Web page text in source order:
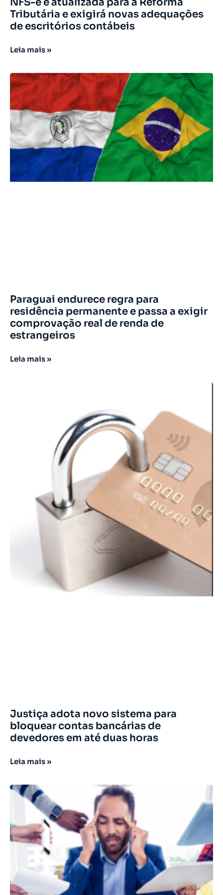
Tributária e exigirá novas adequações
de escritórios contábeis
Leia mais »
Paraguai endurece regra para
residência permanente e passa a exigir
comprovação real de renda de
estrangeiros
Leia mais »
Justiça adota novo sistema para
bloquear contas bancárias de
devedores em até duas horas
Leia mais »